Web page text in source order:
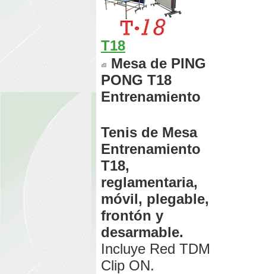
T18
Mesa de PING
PONG T18
Entrenamiento
Tenis de Mesa
Entrenamiento
T18,
reglamentaria,
móvil, plegable,
frontón y
desarmable.
Incluye Red TDM
Clip ON.